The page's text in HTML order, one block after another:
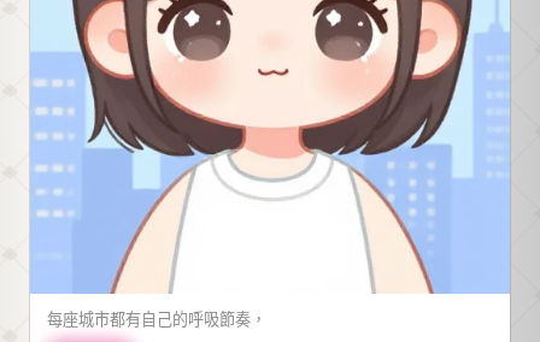
誤導。
每座城市都有自己的呼吸節奏，